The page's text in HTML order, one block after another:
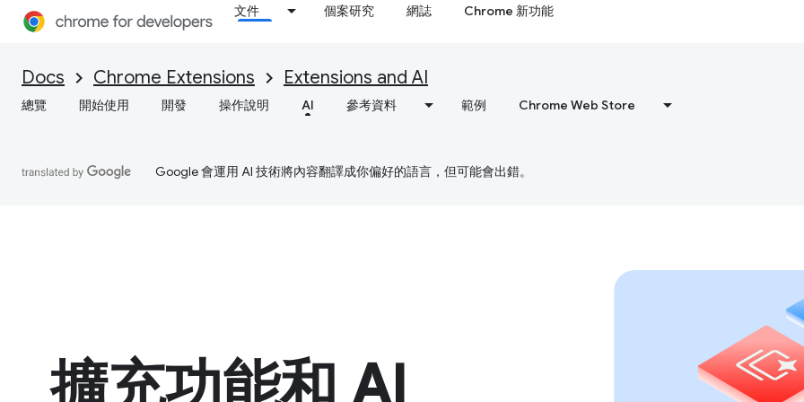
文件 個案研究 網誌 Chrome 新功能
Docs Chrome Extensions Extensions and AI
總覽 開始使用 開發 操作說明 AI 參考資料 範例 Chrome Web Store
Google 會運用 AI 技術將內容翻譯成你偏好的語言，但可能會出錯。
擴充功能和 AI